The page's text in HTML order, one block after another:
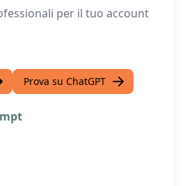
per il tuo account
Prova su ChatGPT